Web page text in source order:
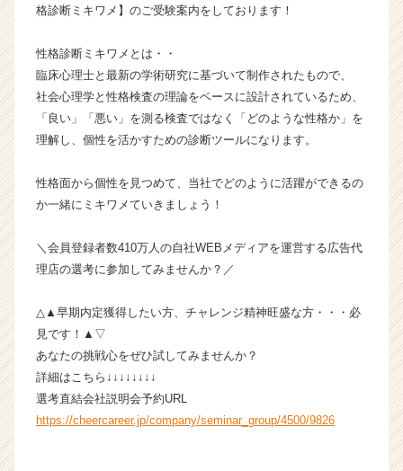
ア
e
r
C
a
e
r）
格診断ミキワメ】のご受験案内をしております！
性格診断ミキワメとは・・
臨床心理士と最新の学術研究に基づいて制作されたもので、
社会心理学と性格検査の理論をベースに設計されているため、
「良い」「悪い」を測る検査ではなく「どのような性格か」を
理解し、個性を活かすための診断ツールになります。
性格面から個性を見つめて、当社でどのように活躍ができるの
か一緒にミキワメていきましょう！
＼会員登録者数410万人の自社WEBメディアを運営する広告代
理店の選考に参加してみませんか？／
△▲早期内定獲得したい方、チャレンジ精神旺盛な方・・・必
見です！▲▽
あなたの挑戦心をぜひ試してみませんか？
詳細はこちら↓↓↓↓↓↓↓↓
選考直結会社説明会予約URL
https://cheercareer.jp/company/seminar_group/4500/9826